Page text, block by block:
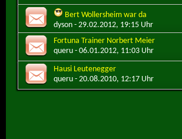
Bert Wollersheim war da
dyson - 29.02.2012, 19:15 Uhr
Fortuna Trainer Norbert Meier
queru - 06.01.2012, 11:03 Uhr
Hausi Leutenegger
queru - 20.08.2010, 12:17 Uhr